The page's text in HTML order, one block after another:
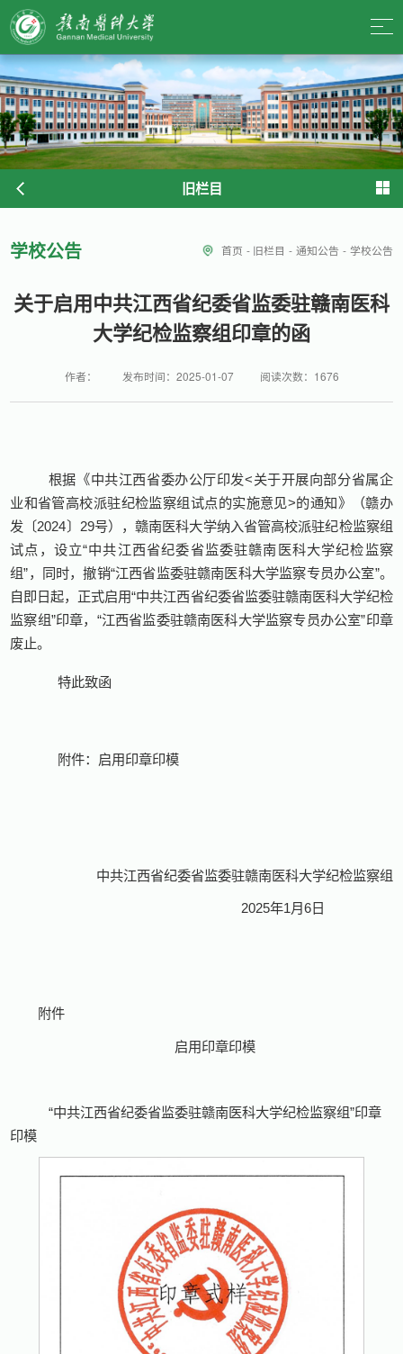
旧栏目
学校公告 首页 - 旧栏目 - 通知公告 - 学校公告
关于启用中共江西省纪委省监委驻赣南医科
大学纪检监察组印章的函
作者： 发布时间：2025-01-07 阅读次数： 1676
根据《中共江西省委办公厅印发<关于开展向部分省属企
业和省管高校派驻纪检监察组试点的实施意见>的通知》（赣办
发〔2024〕 29号），赣南医科大学纳入省管高校派驻纪检监察组
试点，设立“中共江西省纪委省监委驻赣南医科大学纪检监察
组”，同时，撤销“江西省监委驻赣南医科大学监察专员办公室”。
自即日起，正式启用“中共江西省纪委省监委驻赣南医科大学纪检
监察组”印章，“江西省监委驻赣南医科大学监察专员办公室”印章
废止。
特此致函
附件：启用印章印模
中共江西省纪委省监委驻赣南医科大学纪检监察组
2025年1月6日
附件
启用印章印模
“中共江西省纪委省监委驻赣南医科大学纪检监察组”印章
印模